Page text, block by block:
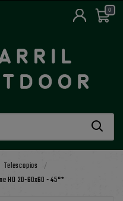
0
Telescopios
HD 20-60x60 - 45°*